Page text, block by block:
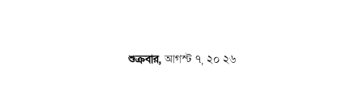
শুক্রবার,আগস্ট ৭, ২০ ২৬